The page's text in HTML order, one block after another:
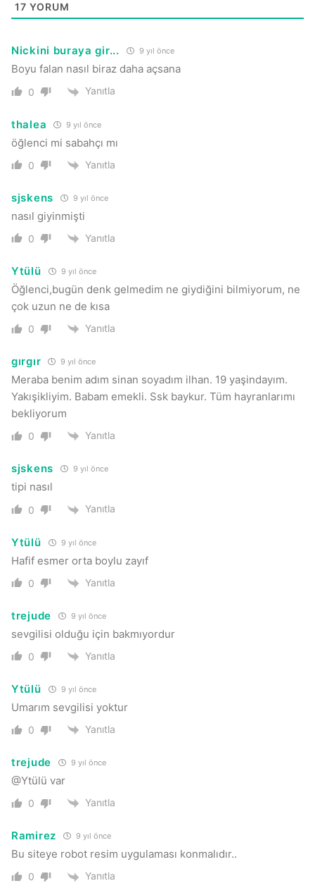
17 YORUM
Nickini buraya gir... 9 yıl önce
Boyu falan nasıl biraz daha açsana
0 Yanıtla
thalea 9 yıl önce
öğlenci mi sabahçı mı
0 Yanıtla
sjskens 9 yıl önce
nasıl giyinmişti
0 Yanıtla
Ytülü 9 yıl önce
Öğlenci,bugün denk gelmedim ne giydiğini bilmiyorum, ne
çok uzun ne de kısa
0 Yanıtla
gırgır 9 yıl önce
Meraba benim adım sinan soyadım ilhan. 19 yaşindayım.
Yakışikliyim. Babam emekli. Ssk baykur. Tüm hayranlarımı
bekliyorum
0 Yanıtla
sjskens 9 yıl önce
tipi nasıl
0 Yanıtla
Ytülü 9 yıl önce
Hafif esmer orta boylu zayıf
0 Yanıtla
trejude 9 yıl önce
sevgilisi olduğu için bakmıyordur
0 Yanıtla
Ytülü 9 yıl önce
Umarım sevgilisi yoktur
0 Yanıtla
trejude 9 yıl önce
@Ytülü var
0 Yanıtla
Ramirez 9 yıl önce
Bu siteye robot resim uygulaması konmalıdır..
0 Yanıtla